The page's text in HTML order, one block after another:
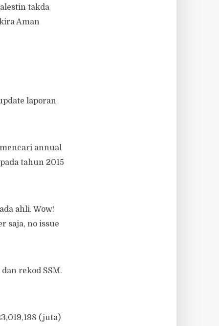
takda
Aman
laporan
annual
tahun 2015
ahli. Wow!
saja, no issue
rekod SSM.
(juta)